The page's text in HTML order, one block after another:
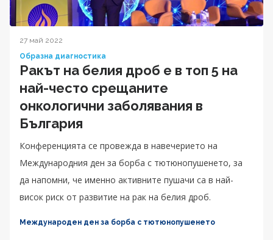
27 май 2022
Образна диагностика
Ракът на белия дроб е в топ 5 на
най-често срещаните
онкологични заболявания в
България
Конференцията се провежда в навечерието на
Международния ден за борба с тютюнопушенето, за
да напомни, че именно активните пушачи са в най-
висок риск от развитие на рак на белия дроб.
Международен ден за борба с тютюнопушенето